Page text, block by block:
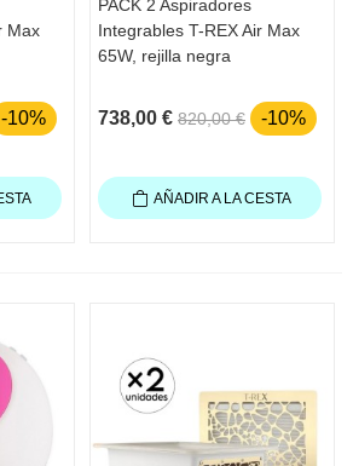
Max
-10%
PACK 2 Aspiradores
Integrables T-REX Air Max
65W, rejilla negra
738,00 € 820,00 € -10%
AÑADIR A LA CESTA